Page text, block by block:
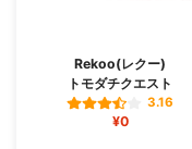
Rekoo(レクー)
トモダチクエスト
3.16
¥0